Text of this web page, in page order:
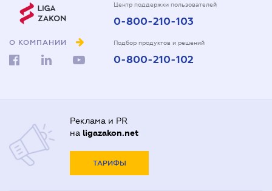
О КОМПАНИИ
Центр поддержки пользователей
0-800-210-103
Подбор продуктов и решений
0-800-210-102
Реклама и PR
на ligazakon.net
ТАРИФЫ